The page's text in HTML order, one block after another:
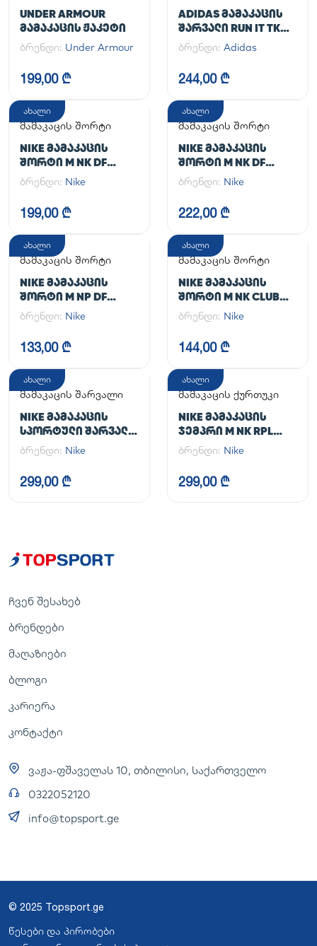
UNDER ARMOUR
ᲛᲐᲛᲐᲙᲐᲪᲘᲡ ᲟᲐᲙᲔᲢᲘ
ბრენდი: Under Armour
199,00 ₾
ADIDAS ᲛᲐᲛᲐᲙᲐᲪᲘᲡ
ᲨᲐᲠᲕᲐᲚᲘ RUN IT TKO
PANT
ბრენდი: Adidas
244,00 ₾
ახალი
მამაკაცის შორტი
NIKE ᲛᲐᲛᲐᲙᲐᲪᲘᲡ
ᲨᲝᲠᲢᲘ M NK DF
UNLIMITED WVN 7IN
ბრენდი: Nike
199,00 ₾
ახალი
მამაკაცის შორტი
NIKE ᲛᲐᲛᲐᲙᲐᲪᲘᲡ
ᲨᲝᲠᲢᲘ M NK DF
UNLIMITED WVN 7IN
2IN1
ბრენდი: Nike
222,00 ₾
ახალი
მამაკაცის შორტი
NIKE ᲛᲐᲛᲐᲙᲐᲪᲘᲡ
ᲨᲝᲠᲢᲘ M NP DF
LONG SHORT
ბრენდი: Nike
133,00 ₾
ახალი
მამაკაცის შორტი
NIKE ᲛᲐᲛᲐᲙᲐᲪᲘᲡ
ᲨᲝᲠᲢᲘ M NK CLUB
FLOW SHORT
ბრენდი: Nike
144,00 ₾
ახალი
მამაკაცის შარვალი
NIKE ᲛᲐᲛᲐᲙᲐᲪᲘᲡ
ᲡᲞᲝᲠᲢᲣᲚᲘ ᲨᲐᲠᲕᲐᲚᲘ
M NK DF UNLIMITED
PANT TPR
ბრენდი: Nike
299,00 ₾
ახალი
მამაკაცის ქურთუკი
NIKE ᲛᲐᲛᲐᲙᲐᲪᲘᲡ
ᲯᲔᲛᲞᲠᲘ M NK RPL
UNLIMITED JKT
ბრენდი: Nike
299,00 ₾
ჩვენ შესახებ
ბრენდები
მაღაზიები
ბლოგი
კარიერა
კონტაქტი
ვაჟა-ფშაველას 10, თბილისი, საქართველო
0322052120
info@topsport.ge
© 2025 Topsport.ge
წესები და პირობები